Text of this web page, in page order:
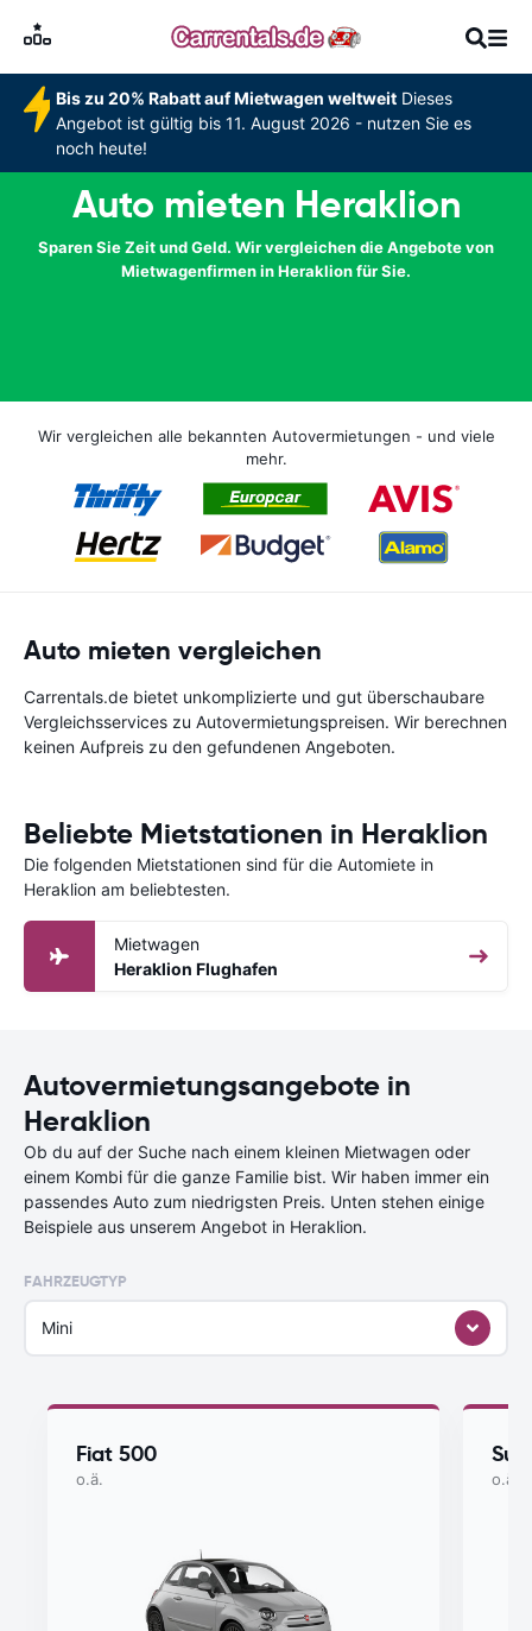
Bis zu 20% Rabatt auf Mietwagen weltweitDieses
Angebot ist gültig bis 11. August 2026 - nutzen Sie es
noch heute!
Auto mieten Heraklion
Sparen Sie Zeit und Geld. Wir vergleichen die Angebote von
Mietwagenfirmen in Heraklion für Sie.
Wir vergleichen alle bekannten Autovermietungen - und viele
mehr.
Auto mieten vergleichen
Carrentals.de bietet unkomplizierte und gut überschaubare
Vergleichsservices zu Autovermietungspreisen. Wir berechnen
keinen Aufpreis zu den gefundenen Angeboten.
Beliebte Mietstationen in Heraklion
Die folgenden Mietstationen sind für die Automiete in
Heraklion am beliebtesten.
Mietwagen
Heraklion Flughafen
Autovermietungsangebote in
Heraklion
Ob du auf der Suche nach einem kleinen Mietwagen oder
einem Kombi für die ganze Familie bist. Wir haben immer ein
passendes Auto zum niedrigsten Preis. Unten stehen einige
Beispiele aus unserem Angebot in Heraklion.
FAHRZEUGTYP
Mini
Fiat 500
o.ä. o.ä.